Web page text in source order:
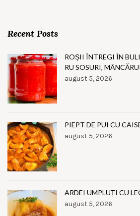
Recent Posts
ROȘII ÎNTREGI ÎN
RU SOSURI,
august 5, 2026
PIEPT DE PUI CU
august 5, 2026
ARDEI UMPLUȚI CU
august 5, 2026